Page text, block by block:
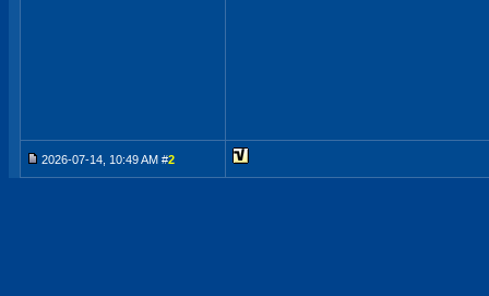
2026-07-14, 10:49 AM #2